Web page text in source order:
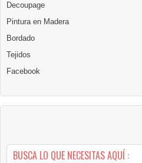
Decoupage
Pintura en Madera
Bordado
Tejidos
Facebook
BUSCA LO QUE NECESITAS AQUÍ :